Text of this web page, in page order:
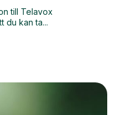
till Telavox
du kan ta...